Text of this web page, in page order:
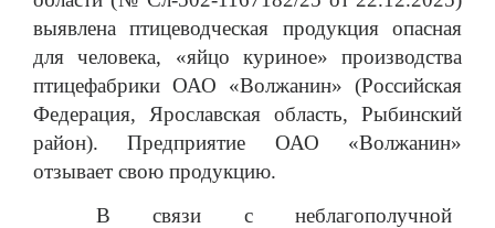
выявлена птицеводческая продукция опасная
для человека, «яйцо куриное» производства
птицефабрики ОАО «Волжанин» (Российская
Федерация, Ярославская область, Рыбинский
район). Предприятие ОАО «Волжанин»
отзывает свою продукцию.
В связи с неблагополучной